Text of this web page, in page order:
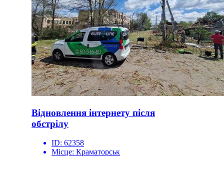
Відновлення інтернету після
обстрілу
ID: 62358
Місце: Краматорськ